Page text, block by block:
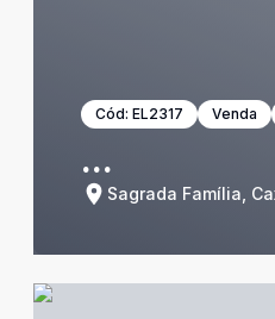
Cód: EL2317 Venda
...
Sagrada Família,